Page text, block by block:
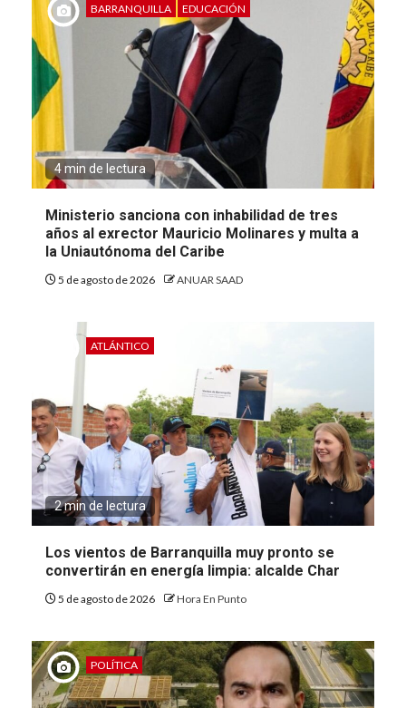
BARRANQUILLA EDUCACIÓN
4 min de lectura
Ministerio sanciona con inhabilidad de tres
años al exrector Mauricio Molinares y multa a
la Uniautónoma del Caribe
5 de agosto de 2026 ANUAR SAAD
ATLÁNTICO
2 min de lectura
Los vientos de Barranquilla muy pronto se
convertirán en energía limpia: alcalde Char
5 de agosto de 2026 Hora En Punto
POLÍTICA